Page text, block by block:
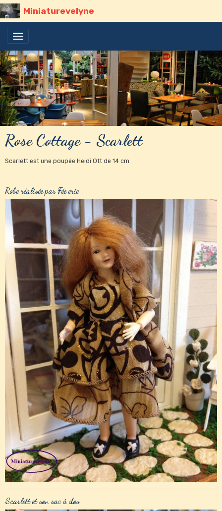
Miniaturevelyne
Rose Cottage - Scarlett
Scarlett est une poupée Heidi Ott de 14 cm
Robe réalisée par Fée erie
Scarlett et son sac à dos